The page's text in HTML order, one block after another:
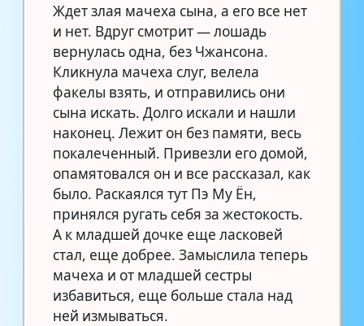
Ждет злая мачеха сына, а его все нет
и нет. Вдруг смотрит — лошадь
вернулась одна, без Чжансона.
Кликнула мачеха слуг, велела
факелы взять, и отправились они
сына искать. Долго искали и нашли
наконец. Лежит он без памяти, весь
покалеченный. Привезли его домой,
опамятовался он и все рассказал, как
было. Раскаялся тут Пэ Му Ён,
принялся ругать себя за жестокость.
А к младшей дочке еще ласковей
стал, еще добрее. Замыслила теперь
мачеха и от младшей сестры
избавиться, еще больше стала над
ней измываться.